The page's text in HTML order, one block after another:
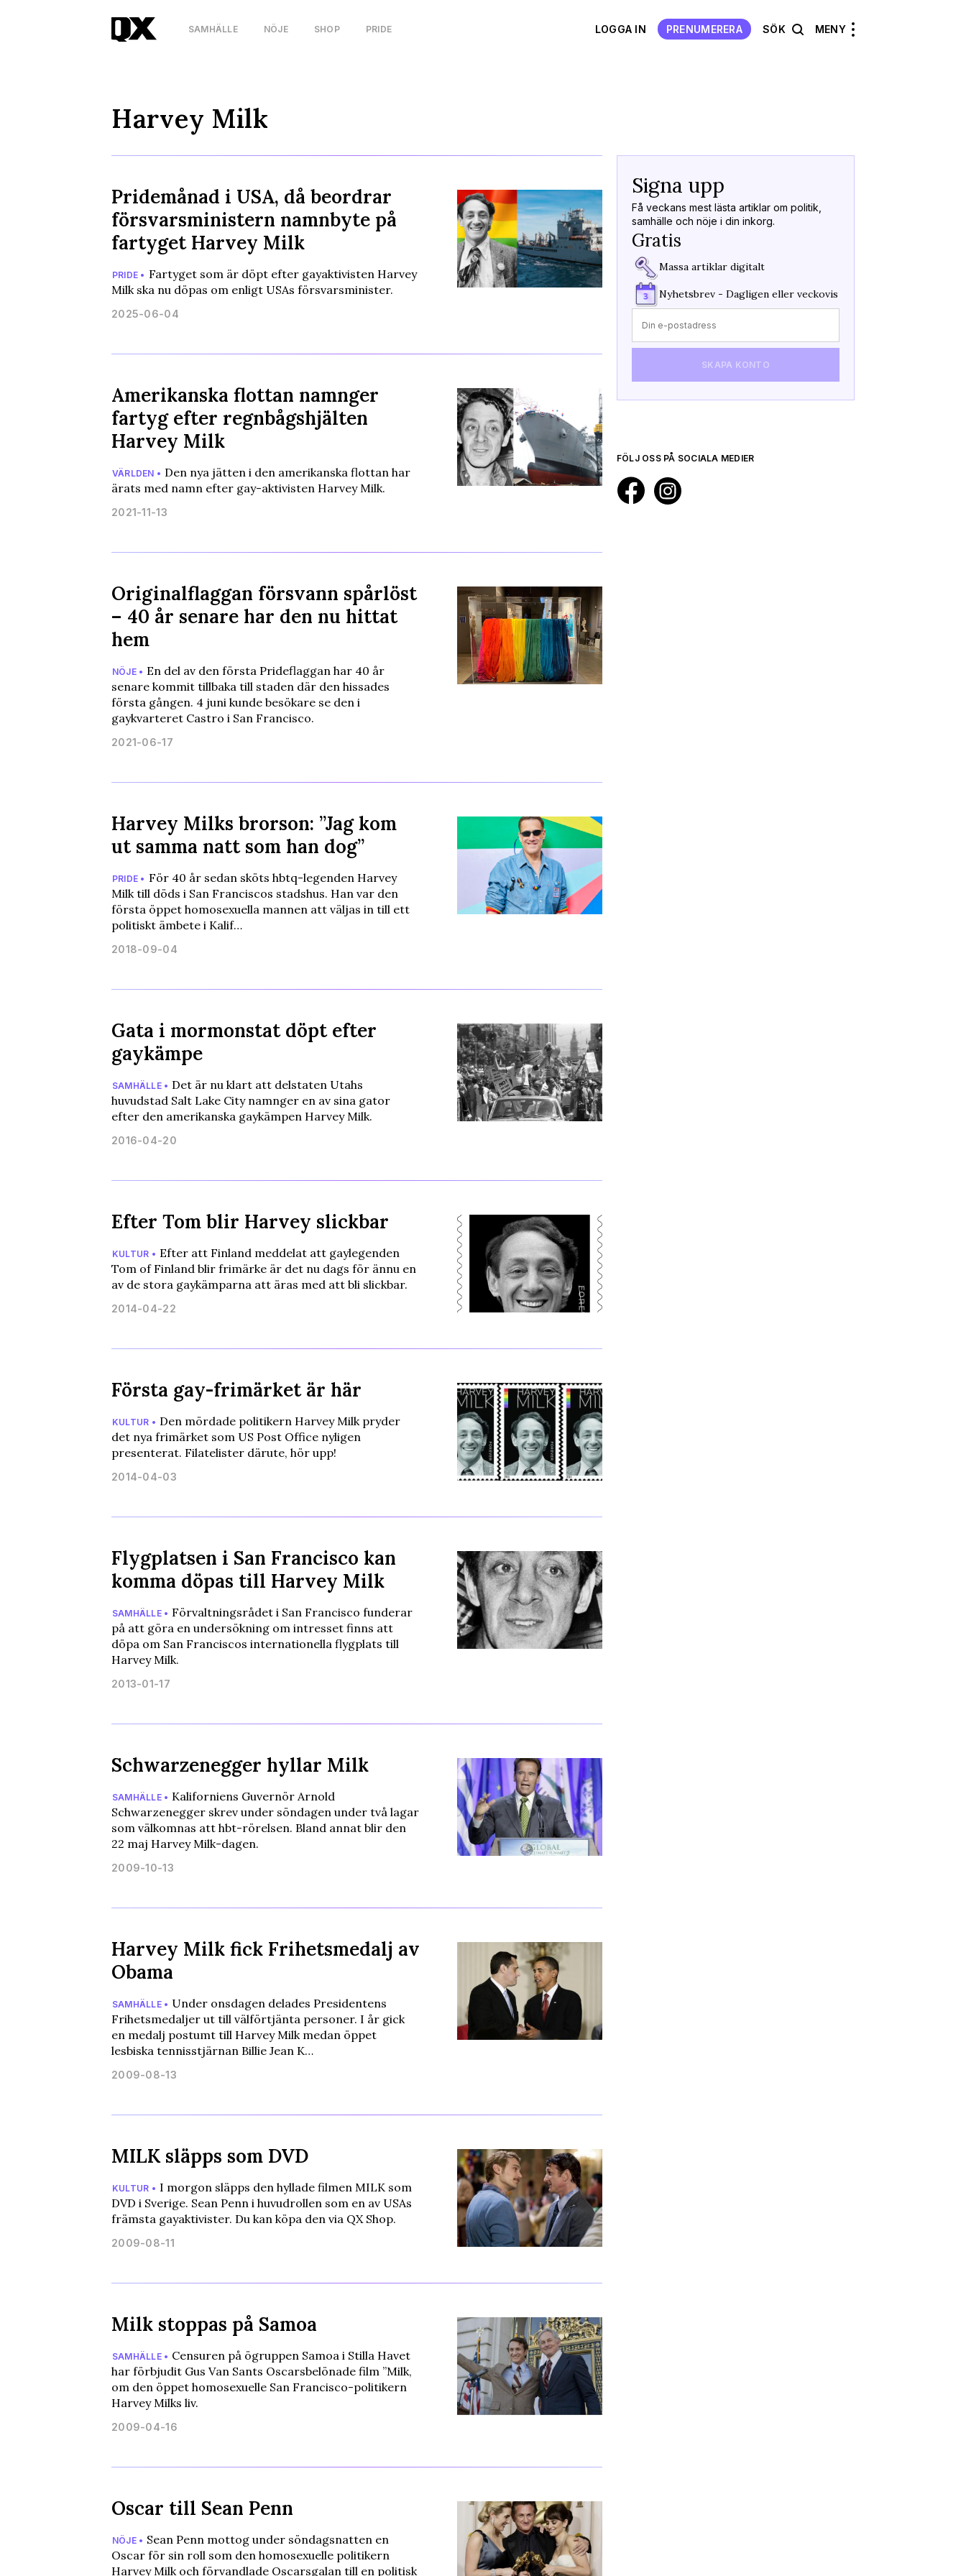
SAMHÄLLE NÖJE SHOP PRIDE LOGGA IN PRENUMERERA SÖK MENY
Harvey Milk
Pridemånad i USA, då beordrar
försvarsministern namnbyte på
fartyget Harvey Milk
PRIDE • Fartyget som är döpt efter gayaktivisten Harvey
Milk ska nu döpas om enligt USAs försvarsminister.
2025-06-04
Amerikanska flottan namnger
fartyg efter regnbågshjälten
Harvey Milk
VÄRLDEN • Den nya jätten i den amerikanska flottan har
ärats med namn efter gay-aktivisten Harvey Milk.
2021-11-13
Originalflaggan försvann spårlöst
– 40 år senare har den nu hittat
hem
NÖJE • En del av den första Prideflaggan har 40 år
senare kommit tillbaka till staden där den hissades
första gången. 4 juni kunde besökare se den i
gaykvarteret Castro i San Francisco.
2021-06-17
Harvey Milks brorson: ”Jag kom
ut samma natt som han dog”
PRIDE • För 40 år sedan sköts hbtq-legenden Harvey
Milk till döds i San Franciscos stadshus. Han var den
första öppet homosexuella mannen att väljas in till ett
politiskt ämbete i Kalif…
2018-09-04
Gata i mormonstat döpt efter
gaykämpe
SAMHÄLLE • Det är nu klart att delstaten Utahs
huvudstad Salt Lake City namnger en av sina gator
efter den amerikanska gaykämpen Harvey Milk.
2016-04-20
Efter Tom blir Harvey slickbar
KULTUR • Efter att Finland meddelat att gaylegenden
Tom of Finland blir frimärke är det nu dags för ännu en
av de stora gaykämparna att äras med att bli slickbar.
2014-04-22
Första gay-frimärket är här
KULTUR • Den mördade politikern Harvey Milk pryder
det nya frimärket som US Post Office nyligen
presenterat. Filatelister därute, hör upp!
2014-04-03
Flygplatsen i San Francisco kan
komma döpas till Harvey Milk
SAMHÄLLE • Förvaltningsrådet i San Francisco funderar
på att göra en undersökning om intresset finns att
döpa om San Franciscos internationella flygplats till
Harvey Milk.
2013-01-17
Schwarzenegger hyllar Milk
SAMHÄLLE • Kaliforniens Guvernör Arnold
Schwarzenegger skrev under söndagen under två lagar
som välkomnas att hbt-rörelsen. Bland annat blir den
22 maj Harvey Milk-dagen.
2009-10-13
Harvey Milk fick Frihetsmedalj av
Obama
SAMHÄLLE • Under onsdagen delades Presidentens
Frihetsmedaljer ut till välförtjänta personer. I år gick
en medalj postumt till Harvey Milk medan öppet
lesbiska tennisstjärnan Billie Jean K…
2009-08-13
MILK släpps som DVD
KULTUR • I morgon släpps den hyllade filmen MILK som
DVD i Sverige. Sean Penn i huvudrollen som en av USAs
främsta gayaktivister. Du kan köpa den via QX Shop.
2009-08-11
Milk stoppas på Samoa
SAMHÄLLE • Censuren på ögruppen Samoa i Stilla Havet
har förbjudit Gus Van Sants Oscarsbelönade film ”Milk,
om den öppet homosexuelle San Francisco-politikern
Harvey Milks liv.
2009-04-16
Oscar till Sean Penn
NÖJE • Sean Penn mottog under söndagsnatten en
Oscar för sin roll som den homosexuelle politikern
Harvey Milk och förvandlade Oscarsgalan till en politisk
Signa upp
Få veckans mest lästa artiklar om politik,
samhälle och nöje i din inkorg.
Gratis
Massa artiklar digitalt
Nyhetsbrev - Dagligen eller veckovis
SKAPA KONTO
FÖLJ OSS PÅ SOCIALA MEDIER